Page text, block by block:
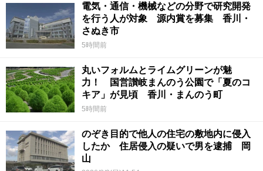
電気・通信・機械などの分野で研究開発
を行う人が対象 源内賞を募集 香川・
さぬき市
5時間前
丸いフォルムとライムグリーンが魅
力！ 国営讃岐まんのう公園で「夏のコ
キア」が見頃 香川・まんのう町
5時間前
のぞき目的で他人の住宅の敷地内に侵入
したか 住居侵入の疑いで男を逮捕 岡
山